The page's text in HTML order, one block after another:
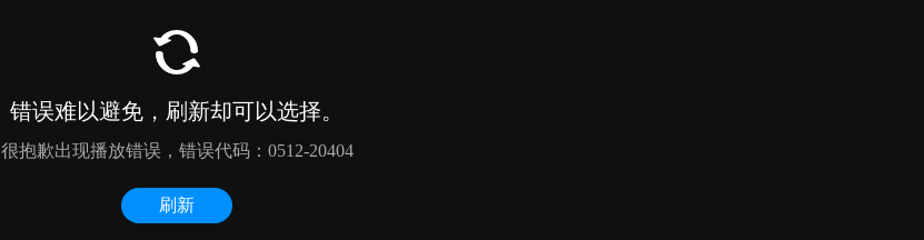
错误难以避免，刷新却可以选择。
很抱歉出现播放错误，错误代码：0512-20404
刷新